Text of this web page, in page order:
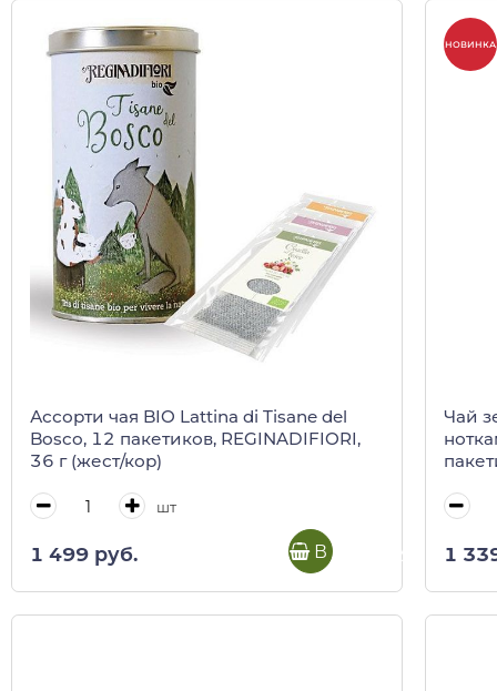
Ассорти чая BIO Lattina di Tisane del
Bosco, 12 пакетиков, REGINADIFIORI,
36 г (жест/кор)
шт
1 499 руб. В корзину
НОВИНКА
Чай
1